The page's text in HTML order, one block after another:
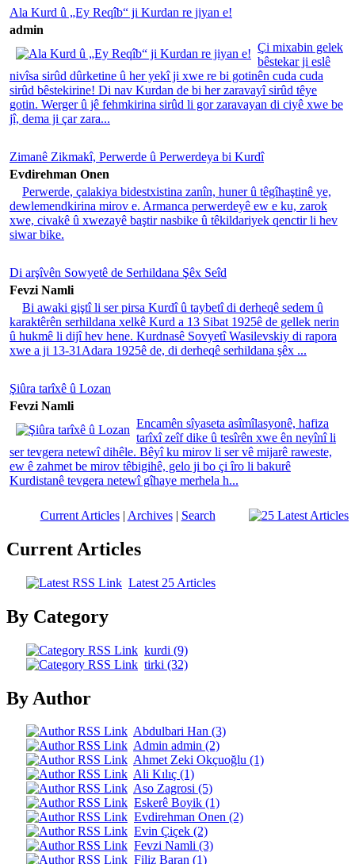
Ala Kurd û „Ey Reqîb“ ji Kurdan re jiyan e!
admin
Çi mixabin gelek
bêstekar ji eslê
nivîsa sirûd dûrketine û her yekî ji xwe re bi gotinên cuda cuda
sirûd bêstekirine! Di nav Kurdan de bi her zaravayî sirûd têye
gotin. Werger û jê fehmkirina sirûd li gor zaravayan di ciyê xwe be
jî, dema ji çar zara...
Zimanê Zikmakî, Perwerde û Perwerdeya bi Kurdî
Evdirehman Onen
Perwerde, çalakiya bidestxistina zanîn, huner û têgîhaştinê ye,
dewlemendkirina mirov e. Armanca perwerdeyê ew e ku, zarok
xwe, civakê û xwezayê baştir nasbike û têkildariyek qenctir li hev
siwar bike.
Di arşîvên Sowyetê de Serhildana Şêx Seîd
Fevzi Namli
Bi awaki giştî li ser pirsa Kurdî û taybetî di derheqê sedem û
karaktêrên serhildana xelkê Kurd a 13 Sibat 1925ê de gellek nerin
û hukmê li dijî hev hene. Kurdnasê Sovyetî Wasilevskiy di rapora
xwe a ji 13-31Adara 1925ê de, di derheqê serhildana şêx ...
Şiûra tarîxê û Lozan
Fevzi Namli
Encamên sîyaseta asîmîlasyonê, hafiza
tarîxî zeîf dike û tesîrên xwe ên neyînî li
ser tevgera netewî dihêle. Bêyî ku mirov li ser vê mijarê raweste,
ew ê zahmet be mirov têbigihê, gelo ji bo çi îro li bakurê
Kurdistanê tevgera netewî gîhaye merhela h...
Current Articles| Archives| Search
Current Articles
Latest 25 Articles
By Category
kurdi (9)
tirki (32)
By Author
Abdulbari Han (3)
Admin admin (2)
Ahmet Zeki Okçuoğlu (1)
Ali Kılıç (1)
Aso Zagrosi (5)
Eskerê Boyik (1)
Evdirehman Onen (2)
Evin Çiçek (2)
Fevzi Namli (3)
Filiz Baran (1)